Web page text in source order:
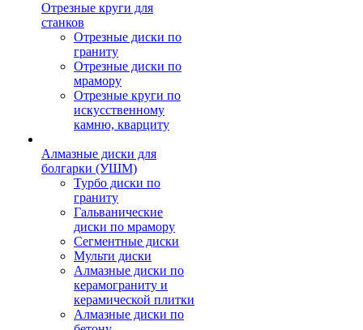
Отрезные круги для
станков
Отрезные диски по
граниту
Отрезные диски по
мрамору
Отрезные круги по
искусственному
камню, кварциту
Алмазные диски для
болгарки (УШМ)
Турбо диски по
граниту
Гальванические
диски по мрамору
Сегментные диски
Мульти диски
Алмазные диски по
керамограниту и
керамической плитки
Алмазные диски по